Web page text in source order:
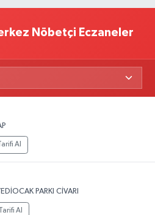
Nöbetçi Eczaneler
Al
PARKI CİVARI
Al